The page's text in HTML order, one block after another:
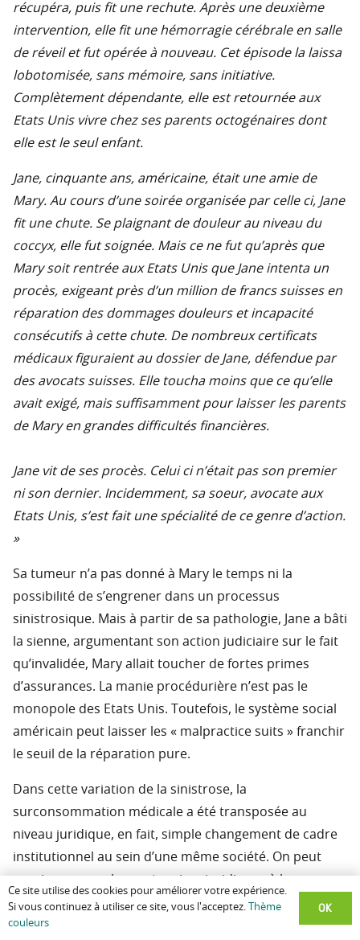
récupéra, puis fit une rechute. Après une deuxième
intervention, elle fit une hémorragie cérébrale en salle
de réveil et fut opérée à nouveau. Cet épisode la laissa
lobotomisée, sans mémoire, sans initiative.
Complètement dépendante, elle est retournée aux
Etats Unis vivre chez ses parents octogénaires dont
elle est le seul enfant.
Jane, cinquante ans, américaine, était une amie de
Mary. Au cours d’une soirée organisée par celle ci, Jane
fit une chute. Se plaignant de douleur au niveau du
coccyx, elle fut soignée. Mais ce ne fut qu’après que
Mary soit rentrée aux Etats Unis que Jane intenta un
procès, exigeant près d’un million de francs suisses en
réparation des dommages douleurs et incapacité
consécutifs à cette chute. De nombreux certificats
médicaux figuraient au dossier de Jane, défendue par
des avocats suisses. Elle toucha moins que ce qu’elle
avait exigé, mais suffisamment pour laisser les parents
de Mary en grandes difficultés financières.
Jane vit de ses procès. Celui ci n’était pas son premier
ni son dernier. Incidemment, sa soeur, avocate aux
Etats Unis, s’est fait une spécialité de ce genre d’action.
»
Sa tumeur n’a pas donné à Mary le temps ni la
possibilité de s’engrener dans un processus
sinistrosique. Mais à partir de sa pathologie, Jane a bâti
la sienne, argumentant son action judiciaire sur le fait
qu’invalidée, Mary allait toucher de fortes primes
d’assurances. La manie procédurière n’est pas le
monopole des Etats Unis. Toutefois, le système social
américain peut laisser les « malpractice suits » franchir
le seuil de la réparation pure.
Dans cette variation de la sinistrose, la
surconsommation médicale a été transposée au
niveau juridique, en fait, simple changement de cadre
institutionnel au sein d’une même société. On peut
aussi comparer les partenaires juridiques à la «
médecine » folklorique, puisque l’action des avocats
suisses s’harmonise avec les méthodes d’un autre
Ce site utilise des cookies pour améliorer votre expérience.
Si vous continuez à utiliser ce site, vous l'acceptez.
Thème
couleurs
OK